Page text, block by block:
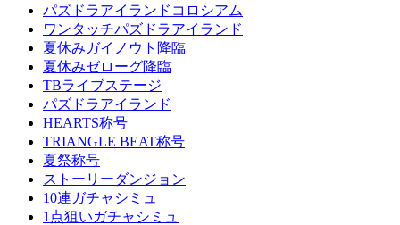
パズドラアイランドコロシアム
ワンタッチパズドラアイランド
夏休みガイノウト降臨
夏休みゼローグ降臨
TBライブステージ
パズドラアイランド
HEARTS称号
TRIANGLE BEAT称号
夏祭称号
ストーリーダンジョン
10連ガチャシミュ
1点狙いガチャシミュ